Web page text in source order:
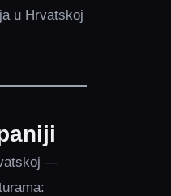
u Hrvatskoj
—